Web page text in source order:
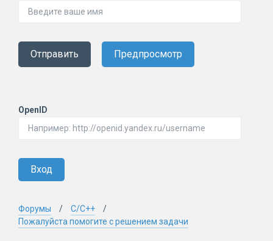
Отправить Предпросмотр
OpenID
Вход
Форумы
C/C++
Пожалуйста помогите с решением задачи